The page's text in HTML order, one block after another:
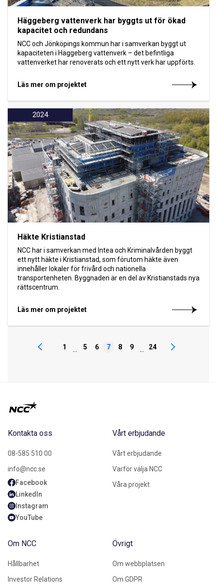
Häggeberg vattenverk har byggts ut för ökad
kapacitet och redundans
NCC och Jönköpings kommun har i samverkan byggt ut
kapaciteten i Häggeberg vattenverk – det befintliga
vattenverket har renoverats och ett nytt verk har uppförts.
Läs mer om projektet
2024
Häkte Kristianstad
NCC har i samverkan med Intea och Kriminalvården byggt
ett nytt häkte i Kristianstad, som förutom häkte även
innehåller lokaler för frivård och nationella
transportenheten. Byggnaden är en del av Kristianstads nya
rättscentrum.
Läs mer om projektet
1 ... 5 6 7 8 9 ... 24
Kontakta oss
08-585 510 00
info@ncc.se
Facebook
LinkedIn
Instagram
YouTube
Vårt erbjudande
Vårt erbjudande
Varför välja NCC
Våra projekt
Om NCC
Hållbarhet
Investor Relations
Övrigt
Om webbplatsen
Om GDPR